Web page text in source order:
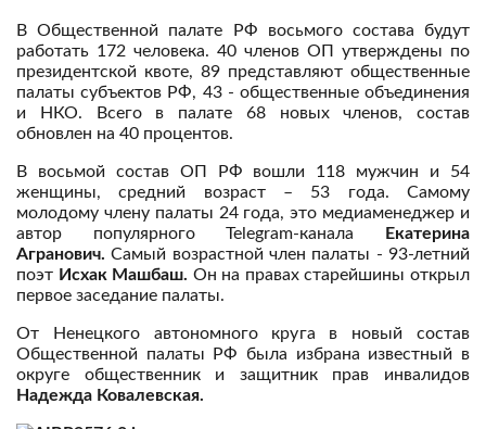
В Общественной палате РФ восьмого состава будут
работать 172 человека. 40 членов ОП утверждены по
президентской квоте, 89 представляют общественные
палаты субъектов РФ, 43 - общественные объединения
и НКО. Всего в палате 68 новых членов, состав
обновлен на 40 процентов.
В восьмой состав ОП РФ вошли 118 мужчин и 54
женщины, средний возраст – 53 года. Самому
молодому члену палаты 24 года, это медиаменеджер и
автор популярного Telegram-канала
Екатерина
Агранович. Самый возрастной член палаты - 93-летний
поэт Исхак Машбаш. Он на правах старейшины открыл
первое заседание палаты.
От Ненецкого автономного круга в новый состав
Общественной палаты РФ была избрана известный в
округе общественник и защитник прав инвалидов
Надежда Ковалевская.